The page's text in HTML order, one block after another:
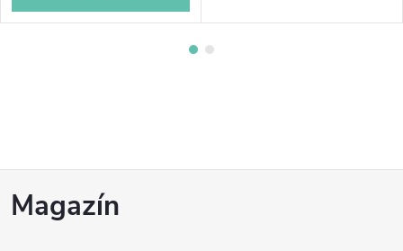
ZMagazín